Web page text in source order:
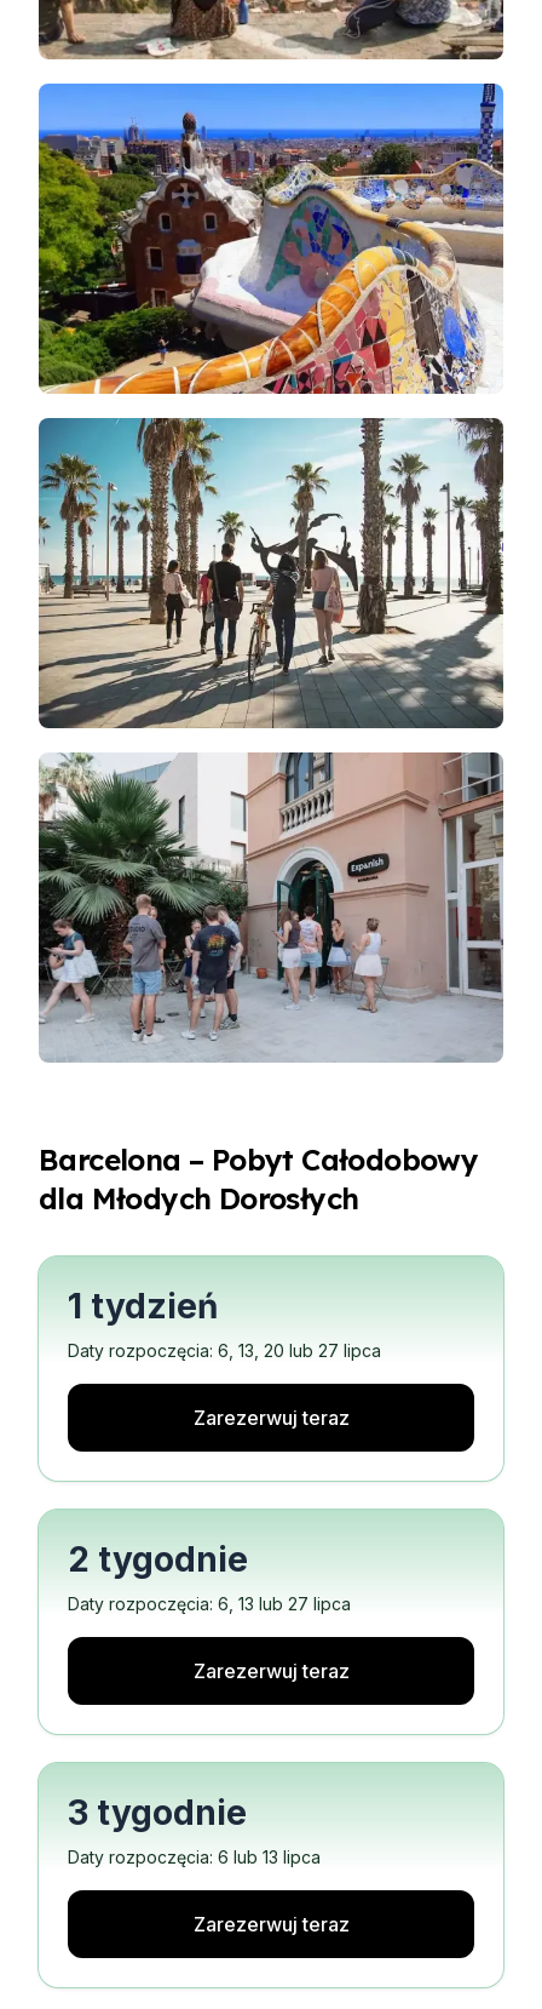
Barcelona – Pobyt Całodobowy
dla Młodych Dorosłych
1 tydzień
Daty rozpoczęcia: 6, 13, 20 lub 27 lipca
Zarezerwuj teraz
2 tygodnie
Daty rozpoczęcia: 6, 13 lub 27 lipca
Zarezerwuj teraz
3 tygodnie
Daty rozpoczęcia: 6 lub 13 lipca
Zarezerwuj teraz